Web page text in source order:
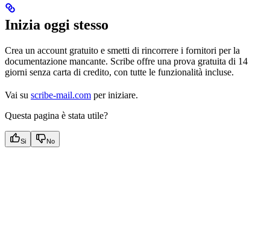
Inizia oggi stesso
Crea un account gratuito e smetti di rincorrere i fornitori per la
documentazione mancante. Scribe offre una prova gratuita di 14
giorni senza carta di credito, con tutte le funzionalità incluse.
Vai su scribe-mail.com per iniziare.
Questa pagina è stata utile?
Si No